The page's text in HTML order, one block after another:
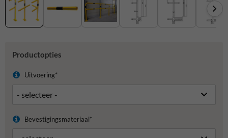
Productopties
Uitvoering*
Bevestigingsmateriaal*